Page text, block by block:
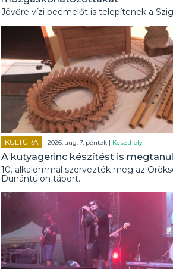
Jövőre vízi beemelőt is telepítenek a
KULTÚRA | 2026. aug. 7. péntek | Keszthely
A kutyagerinc készítést is
10. alkalommal szervezték meg az
Dunántúlon tábort.